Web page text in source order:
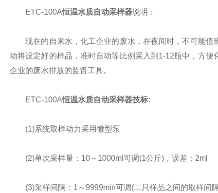
ETC-100A恒温水质自动采样器说明：
现在的自来水，化工企业的废水，在夜间时，不可能值
动将设定好的样品，准时自动等比例采入到1-12瓶中，方
企业的废水排放的监督工具。
ETC-100A恒温水质自动采样器技标:
(1)系统取样动力采用微型泵
(2)单次采样量：10～1000ml可调(1公斤)，误差：2ml
(3)采样间隔：1～9999min可调(二只样品之间的取样间